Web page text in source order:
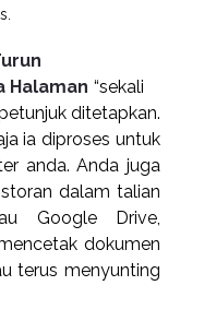
Halaman “sekali
ditetapkan.
ia diproses untuk
anda. Anda juga
dalam talian
Google Drive,
dokumen
terus menyunting